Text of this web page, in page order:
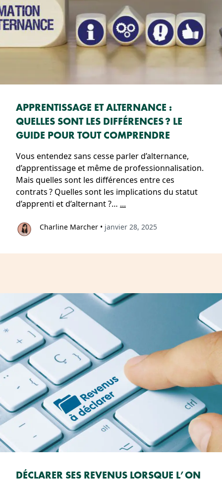
APPRENTISSAGE ET ALTERNANCE :
QUELLES SONT LES DIFFÉRENCES ? LE
GUIDE POUR TOUT COMPRENDRE
Vous entendez sans cesse parler d’alternance,
d’apprentissage et même de professionnalisation.
Mais quelles sont les différences entre ces
contrats ? Quelles sont les implications du statut
d’apprenti et d’alternant ?… ...
Charline Marcher • janvier 28, 2025
DÉCLARER SES REVENUS LORSQUE L’ON